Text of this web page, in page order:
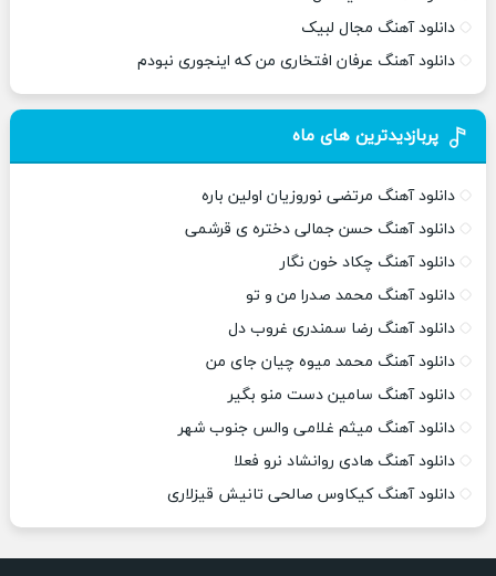
دانلود آهنگ مجال لبیک
دانلود آهنگ عرفان افتخاری من که اینجوری نبودم
پربازدیدترین های ماه
دانلود آهنگ مرتضی نوروزیان اولین باره
دانلود آهنگ حسن جمالی دختره ی قرشمی
دانلود آهنگ چکاد خون نگار
دانلود آهنگ محمد صدرا من و تو
دانلود آهنگ رضا سمندری غروب دل
دانلود آهنگ محمد میوه چیان جای من
دانلود آهنگ سامین دست منو بگیر
دانلود آهنگ میثم غلامی والس جنوب شهر
دانلود آهنگ هادی روانشاد نرو فعلا
دانلود آهنگ کیکاوس صالحی تانیش قیزلاری